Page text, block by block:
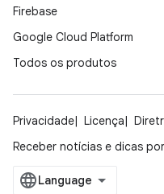
Firebase
Google Cloud Platform
Todos os produtos
Privacidade Licença
Receber notícias e dicas